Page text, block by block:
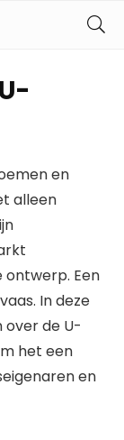
en
alleen
ontwerp. Een
In deze
de U-
het een
en